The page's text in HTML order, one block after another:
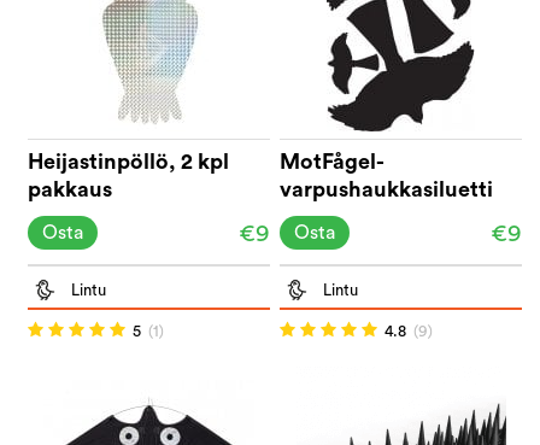
Heijastinpöllö, 2 kpl
pakkaus
€9
Osta
MotFågel-
varpushaukkasiluetti
(2+2)
€9
Osta
Lintu
5 (1)
Lintu
4.8 (9)